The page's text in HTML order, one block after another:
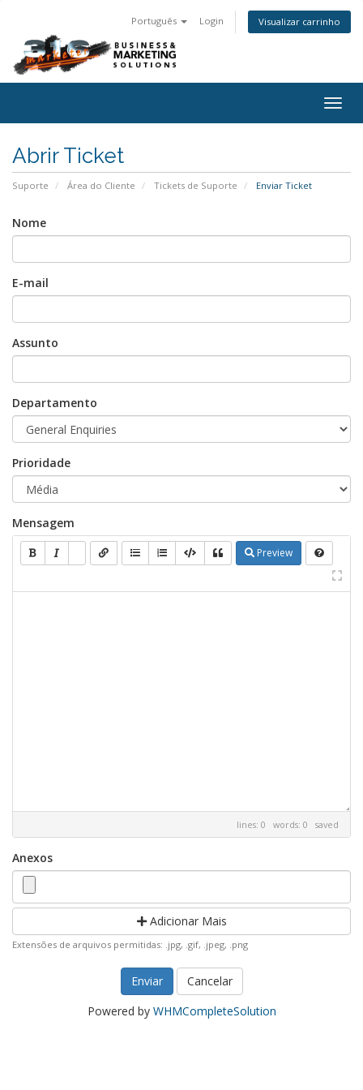
Português Login Visualizar carrinho
Abrir Ticket
Suporte Área do Cliente Tickets de Suporte Enviar Ticket
Nome
E-mail
Assunto
Departamento
Prioridade
Mensagem
Preview
lines: 0 words: 0 saved
Anexos
Adicionar Mais
Extensões de arquivos permitidas: .jpg, .gif, .jpeg, .png
Cancelar
Powered by WHMCompleteSolution